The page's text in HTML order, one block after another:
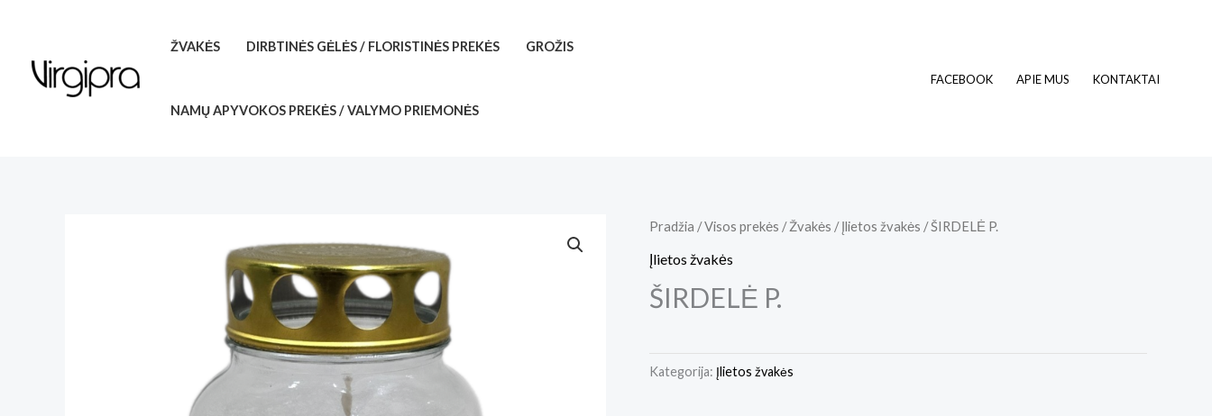
turinio
ŽVAKĖS DIRBTINĖS GĖLĖS / FLORISTINĖS PREKĖS GROŽIS
NAMŲ APYVOKOS PREKĖS / VALYMO PRIEMONĖS
FACEBOOK APIE MUS KONTAKTAI
Pradžia /Visos prekės /Žvakės /Įlietos žvakės / ŠIRDELĖ P.
Įlietos žvakės
ŠIRDELĖ P.
Kategorija: Įlietos žvakės